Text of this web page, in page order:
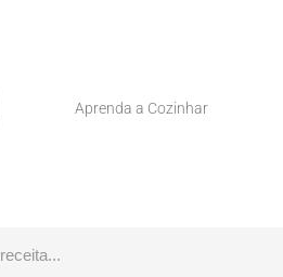
Aprenda a Cozinhar